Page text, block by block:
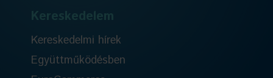
Kereskedelem
Kereskedelmi hírek
Együttműködésben